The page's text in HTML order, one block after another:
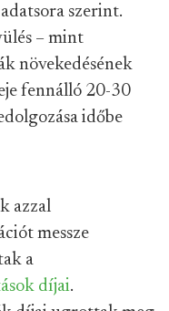
szerint.
– mint
növekedésének
fennálló 20-30
időbe
azzal
messze
a
díjai.